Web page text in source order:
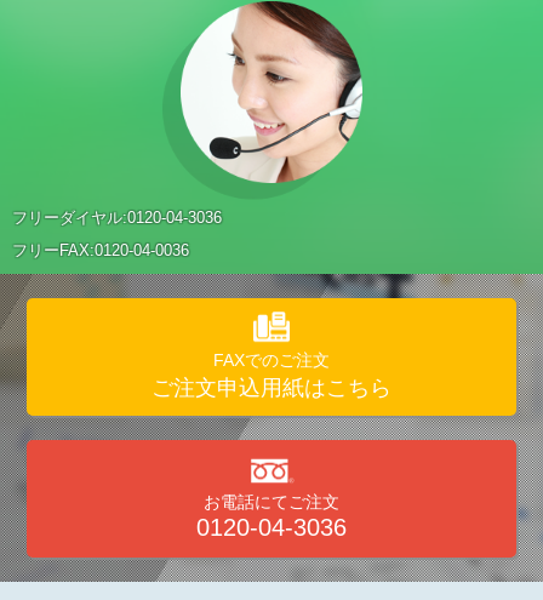
フリーダイヤル:0120-04-3036
フリーFAX:0120-04-0036
FAXでのご注文
ご注文申込用紙はこちら
お電話にてご注文
0120-04-3036